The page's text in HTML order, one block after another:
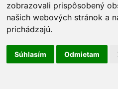
zobrazovali prispôsobený
našich webových stránok a
prichádzajú.
Súhlasím Odmietam